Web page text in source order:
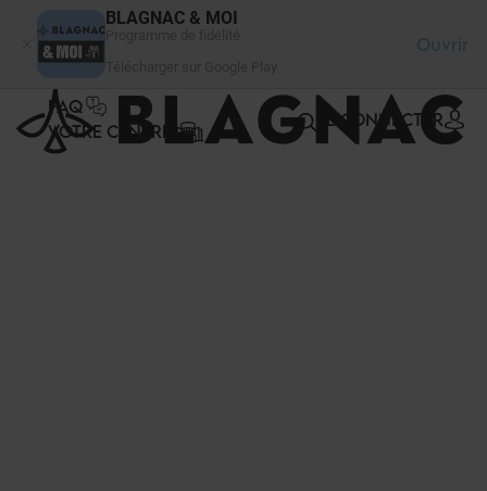
BLAGNAC & MOI
Ouvrir
FAQ
VOTRE CENTRE
SE CONNECTER
Panneau de gestion des cookies